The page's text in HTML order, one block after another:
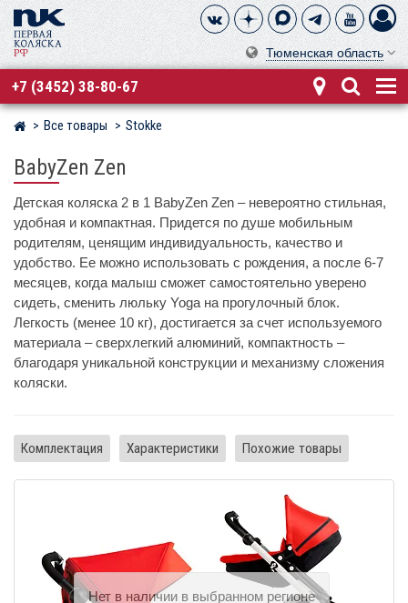
Тюменская область
+7 (3452) 38-80-67
Магазин детских колясок
Все товары Stokke
BabyZen Zen
Детская коляска 2 в 1 BabyZen Zen – невероятно стильная,
удобная и компактная. Придется по душе мобильным
родителям, ценящим индивидуальность, качество и
удобство. Ее можно использовать с рождения, а после 6-7
месяцев, когда малыш сможет самостоятельно уверено
сидеть, сменить люльку Yoga на прогулочный блок.
Легкость (менее 10 кг), достигается за счет используемого
материала – сверхлегкий алюминий, компактность –
благодаря уникальной конструкции и механизму сложения
коляски.
Комплектация Характеристики Похожие товары